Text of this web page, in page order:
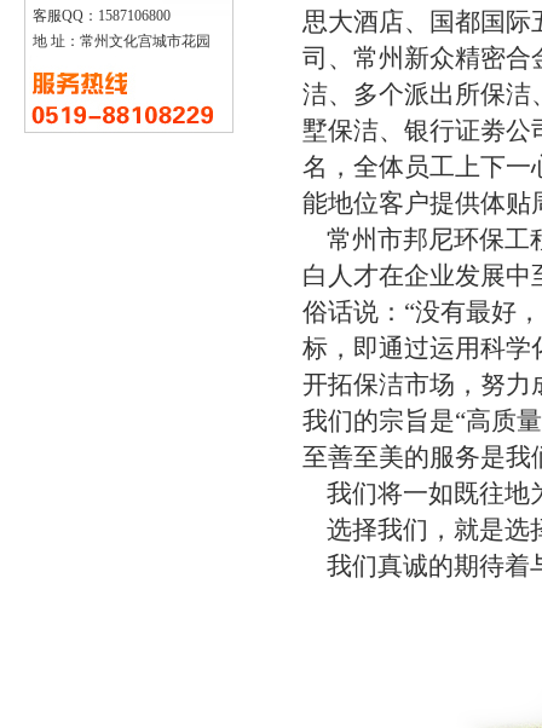
客服QQ：1587106800
地 址：常州文化宫城市花园
思大酒店、国都国
司、常州新众精密合
洁、多个派出所保洁
墅保洁、银行证劵公
名，全体员工上下一
能地位客户提供体贴
常州市邦尼环保工
白人才在企业发展
俗话说：“没有最好
标，即通过运用科学
开拓保洁市场，努力
我们的宗旨是“高质
至善至美的服务是我
我们将一如既往地
选择我们，就是选
我们真诚的期待着